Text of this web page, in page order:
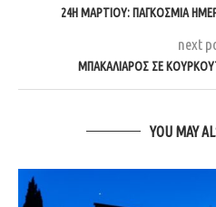
24Η ΜΑΡΤΊΟΥ: ΠΑΓΚΌΣΜΙΑ
next
ΜΠΑΚΑΛΙΆΡΟΣ ΣΕ
YOU MAY